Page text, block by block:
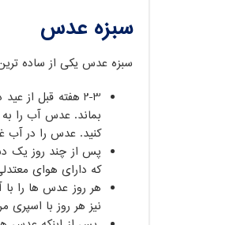
سبزه عدس
سبزه عدس یکی از ساده
2-3 هفته قبل از
بماند. عدس آب را
کنید. عدس را در آب
پس از چند روز یک
که دارای هوای
هر روز عدس ها را
نیز هر روز با اسپری